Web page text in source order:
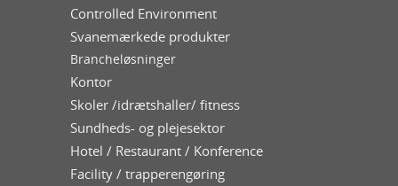
Controlled Environment
Svanemærkede produkter
Brancheløsninger
Kontor
Skoler /idrætshaller/ fitness
Sundheds- og plejesektor
Hotel / Restaurant / Konference
Facility / trapperengøring